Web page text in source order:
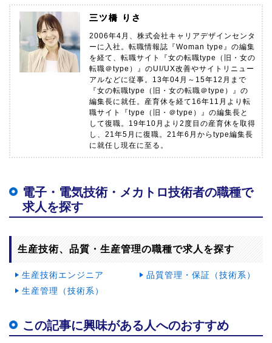
三ツ橋 りさ
2006年4月、株式会社キャリアデザインセンタ
ーに入社。転職情報誌『Woman type』の編集
を経て、転職サイト『女の転職type（旧・女の
転職＠type）』のUI/UX改善やサイトリニュー
アルなどに従事。13年04月～15年12月まで
『女の転職type（旧・女の転職＠type）』の
編集長に就任。産育休を経て16年11月より転
職サイト『type（旧・＠type）』の編集長と
して復職。19年10月より2度目の産育休を取得
し、21年5月に復職。21年6月からtype編集長
に就任し現在に至る。
電子・電気技術・メカトロ技術者の職種で
求人を探す
生産技術、品質・生産管理の職種で求人を探す
生産技術エンジニア
品質管理・保証（技術系）
生産管理（技術系）
この記事に興味がある人へのおすすめ